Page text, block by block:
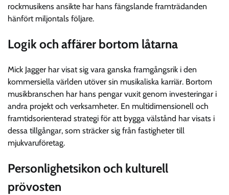
rockmusikens ansikte har hans fängslande framträdanden
hänfört miljontals följare.
Logik och affärer bortom låtarna
Mick Jagger har visat sig vara ganska framgångsrik i den
kommersiella världen utöver sin musikaliska karriär. Bortom
musikbranschen har hans pengar vuxit genom investeringar i
andra projekt och verksamheter. En multidimensionell och
framtidsorienterad strategi för att bygga välstånd har visats i
dessa tillgångar, som sträcker sig från fastigheter till
mjukvaruföretag.
Personlighetsikon och kulturell
prövosten